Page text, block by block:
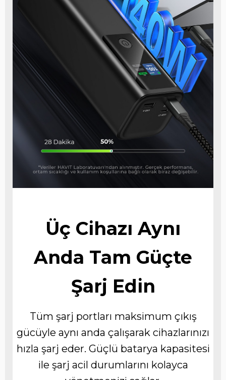
Üç Cihazı Aynı
Anda Tam Güçte
Şarj Edin
Tüm şarj portları maksimum çıkış
gücüyle aynı anda çalışarak cihazlarınızı
hızla şarj eder. Güçlü batarya kapasitesi
ile şarj acil durumlarını kolayca